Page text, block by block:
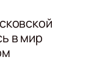
в мир